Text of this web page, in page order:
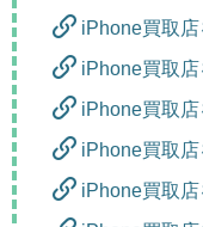
iPhone買取
iPhone買取
iPhone買取
iPhone買取
iPhone買取